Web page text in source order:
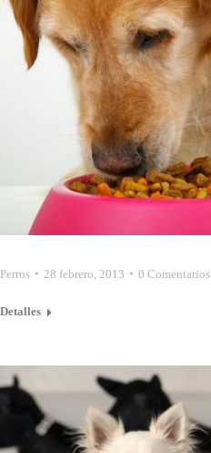
Perros 28 febrero, 2013 0 Comentarios
Detalles